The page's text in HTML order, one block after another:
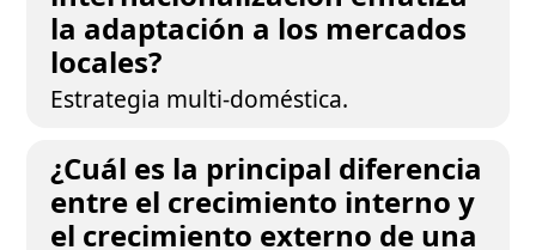
la adaptación a los mercados
locales?
Estrategia multi-doméstica.
¿Cuál es la principal diferencia
entre el crecimiento interno y
el crecimiento externo de una